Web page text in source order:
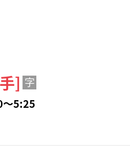
] 字
～5:25